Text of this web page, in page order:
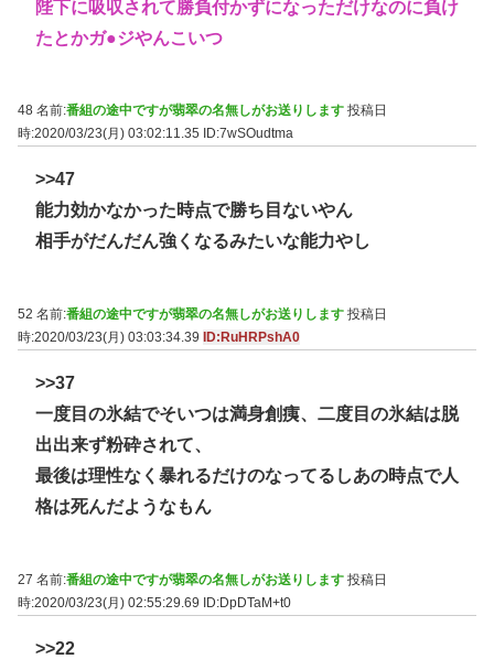
陛下に吸収されて勝負付かずになっただけなのに負け
たとかガ●ジやんこいつ
48 名前:番組の途中ですが翡翠の名無しがお送りします 投稿日
時:2020/03/23(月) 03:02:11.35
ID:7wSOudtma
>>47
能力効かなかった時点で勝ち目ないやん
相手がだんだん強くなるみたいな能力やし
52 名前:番組の途中ですが翡翠の名無しがお送りします 投稿日
時:2020/03/23(月) 03:03:34.39
ID:RuHRPshA0
>>37
一度目の氷結でそいつは満身創痍、二度目の氷結は脱
出出来ず粉砕されて、
最後は理性なく暴れるだけのなってるしあの時点で人
格は死んだようなもん
27 名前:番組の途中ですが翡翠の名無しがお送りします 投稿日
時:2020/03/23(月) 02:55:29.69 ID:DpDTaM+t0
>>22